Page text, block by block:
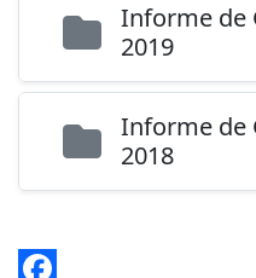
Informe de
2019
Informe de
2018